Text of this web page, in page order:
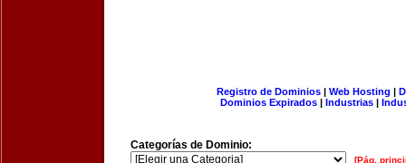
Registro de Dominios| Web Hosting |
Dominios Expirados | Industrias |
Categorías de Dominio:
[Pág.